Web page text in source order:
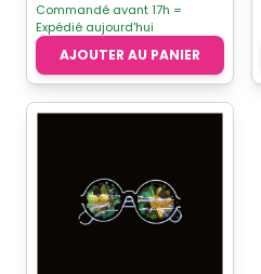
Commandé avant 17h =
Expédié aujourd'hui
AJOUTER AU PANIER